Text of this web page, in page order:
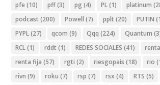
pfe (10) pff(3) pg (4) PL(1) platinum
podcast (200) Powell (7) pplt (20) PUTIN
PYPL(27) qcom (9) Qqq (224) Quantum
RCL(1) rddt (1) REDES SOCIALES (41)
renta fija (57) rgti (2) riesgopais (18) rio
rivn (9) roku (7) rsp (7) rsx (4) RTS (5)